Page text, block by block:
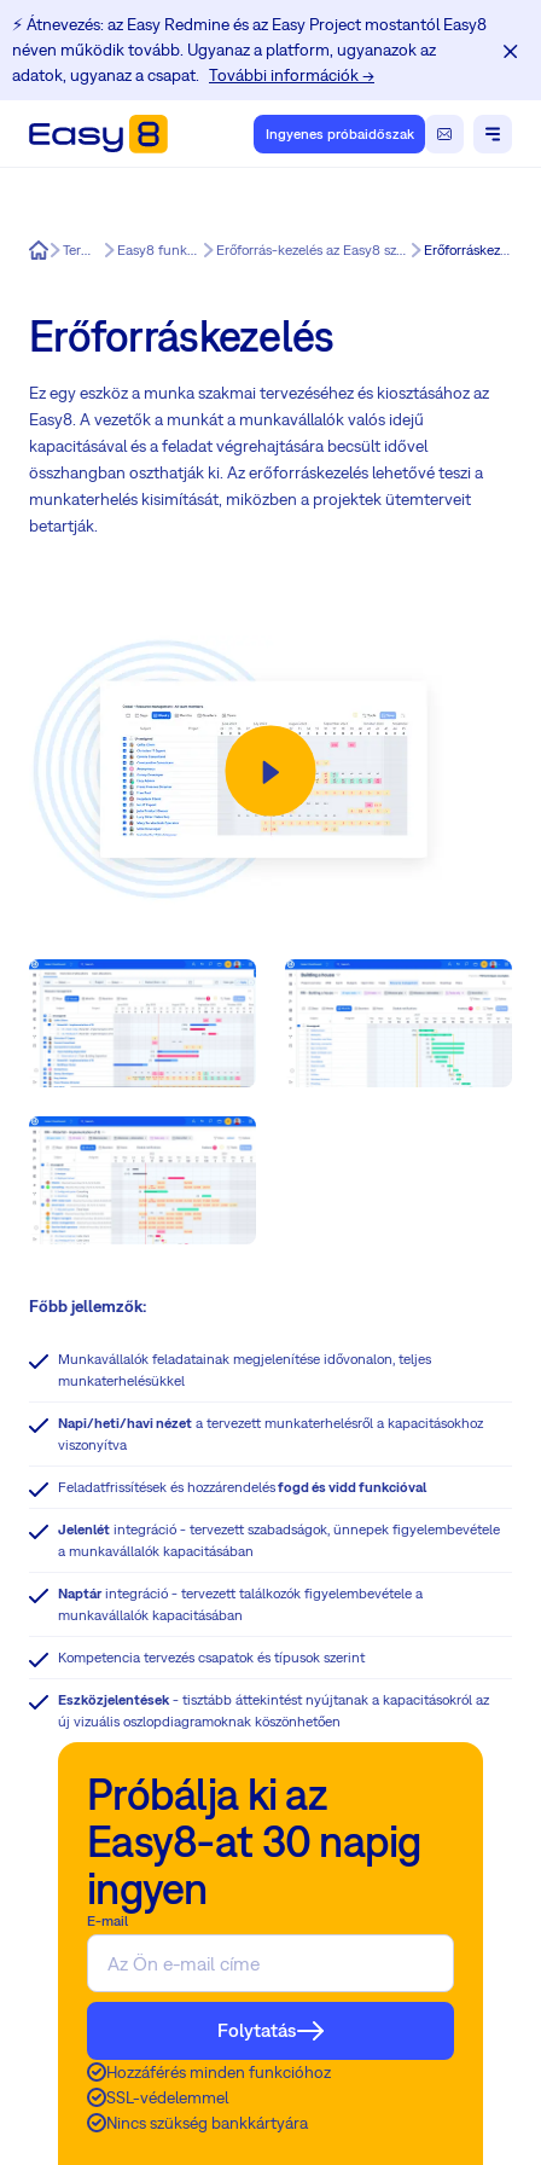
⚡️ Átnevezés: az Easy Redmine és az Easy Project mostantól Easy8
néven működik tovább. Ugyanaz a platform, ugyanazok az
adatok, ugyanaz a csapat.
További információk →
Ingyenes próbaidőszak
Easy8 Termék Easy8 funkciók Erőforrás-kezelés az Easy8 számára Erőforráskezelés
Erőforráskezelés
Ez egy eszköz a munka szakmai tervezéséhez és kiosztásához az
Easy8. A vezetők a munkát a munkavállalók valós idejű
kapacitásával és a feladat végrehajtására becsült idővel
összhangban oszthatják ki. Az erőforráskezelés lehetővé teszi a
munkaterhelés kisimítását, miközben a projektek ütemterveit
betartják.
Főbb jellemzők:
Munkavállalók feladatainak megjelenítése idővonalon, teljes
munkaterhelésükkel
Napi/heti/havi nézet a tervezett munkaterhelésről a kapacitásokhoz
viszonyítva
Feladatfrissítések és hozzárendelésfogd és viddfunkcióval
Jelenlét integráció - tervezett szabadságok, ünnepek figyelembevétele
a munkavállalók kapacitásában
Naptárintegráció - tervezett találkozók figyelembevétele a
munkavállalók kapacitásában
Kompetencia tervezés csapatok és típusok szerint
Eszközjelentések- tisztább áttekintést nyújtanak a kapacitásokról az
új vizuális oszlopdiagramoknak köszönhetően
Próbálja ki az
Easy8-at 30 napig
ingyen
E-mail
Folytatás
Hozzáférés minden funkcióhoz
SSL-védelemmel
Nincs szükség bankkártyára